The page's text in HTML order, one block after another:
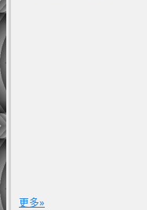
更多